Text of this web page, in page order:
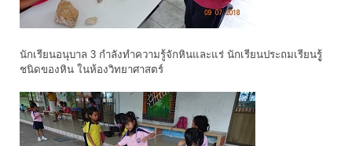
นักเรียนอนุบาล 3 กำลังทำความรู้จักหินและแร่ นักเรียนประถมเรียนรูู้
ชนิดของหิน ในห้องวิทยาศาสตร์